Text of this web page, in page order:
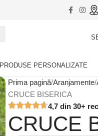
PRODUSE PERSONALIZATE
Prima pagină Aranjamente
CRUCE BISERICA
4,7 din 30+
CRUCE